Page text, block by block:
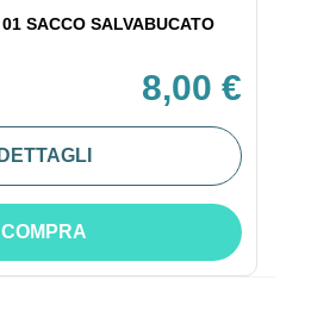
SACCO SALVABUCATO
8,00 €
DETTAGLI
COMPRA